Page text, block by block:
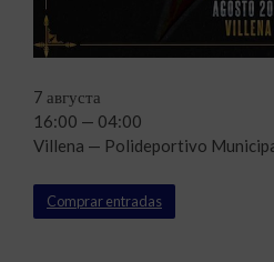
7 августа
16:00 — 04:00
Villena — Polideportivo
Comprar entradas